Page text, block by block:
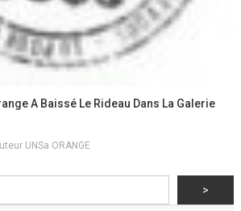
A Baissé Le Rideau Dans La Galerie
UNSa ORANGE
>